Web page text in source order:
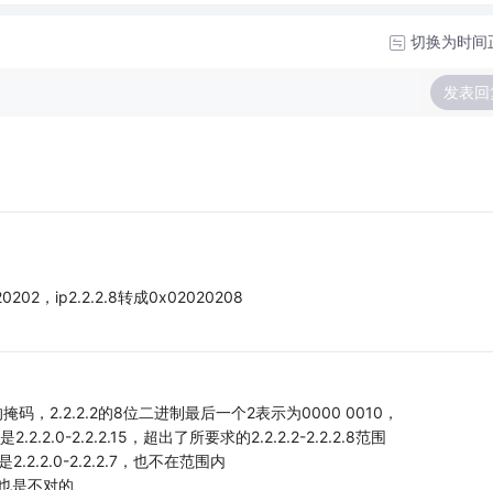
切换为时间
发表回
，ip2.2.2.8转成0x02020208
码，2.2.2.2的8位二进制最后一个2表示为0000 0010，
2.2.2.0-2.2.2.15，超出了所要求的2.2.2.2-2.2.2.8范围
2.2.2.0-2.2.2.7，也不在范围内
是不对的